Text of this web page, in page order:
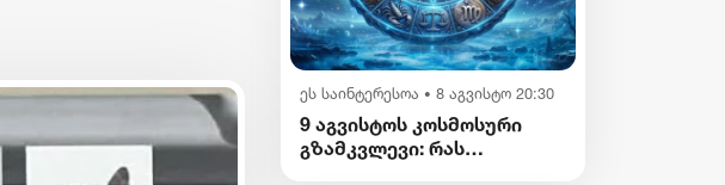
ეს საინტერესოა • 8 აგვისტო 20:30
9 აგვისტოს კოსმოსური
გზამკვლევი: რას